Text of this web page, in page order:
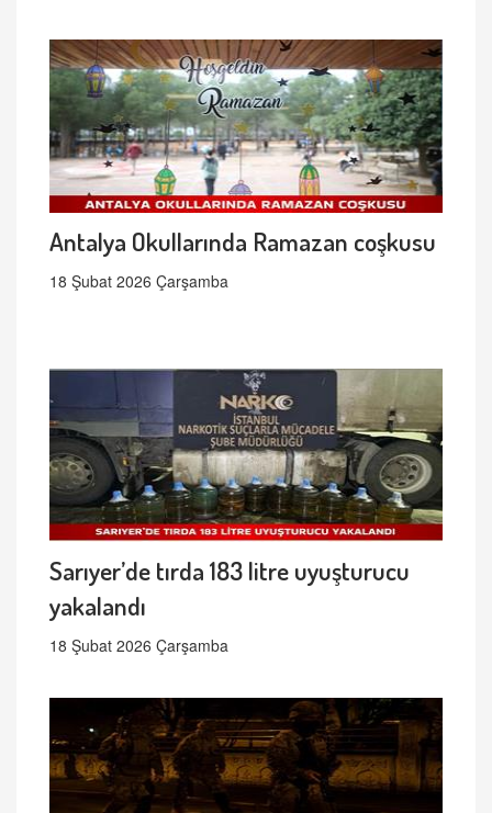
Antalya Okullarında Ramazan coşkusu
18 Şubat 2026 Çarşamba
Sarıyer’de tırda 183 litre uyuşturucu
yakalandı
18 Şubat 2026 Çarşamba